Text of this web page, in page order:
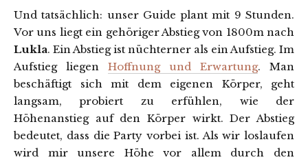
Und tatsächlich: unser Guide plant mit 9 Stunden.
Vor uns liegt ein gehöriger Abstieg von 1800m nach
Lukla. Ein Abstieg ist nüchterner als ein Aufstieg. Im
Aufstieg liegen Hoffnung und Erwartung. Man
beschäftigt sich mit dem eigenen Körper, geht
langsam, probiert zu erfühlen, wie der
Höhenanstieg auf den Körper wirkt. Der Abstieg
bedeutet, dass die Party vorbei ist. Als wir loslaufen
wird mir unsere Höhe vor allem durch den